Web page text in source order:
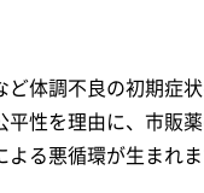
体調不良の初期症
性を理由に、市販
る悪循環が生まれま